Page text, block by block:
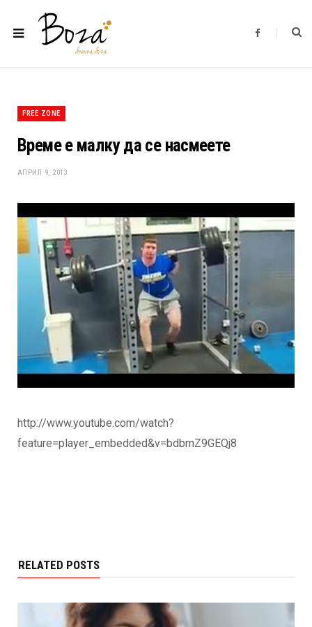
F
b
FREE ZONE
Време е малку да се насмеете
АПРИЛ 9, 2013
http://www.youtube.com/watch?
feature=player_embedded&v=bdbmZ9GEQj8
RELATED POSTS